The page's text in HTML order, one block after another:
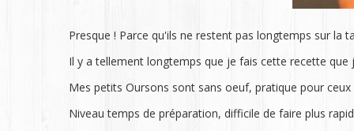
Presque ! Parce qu'ils ne restent pas longtemps sur
Il y a tellement longtemps que je fais cette recette
Mes petits Oursons sont sans oeuf, pratique pour
Niveau temps de préparation, difficile de faire plus